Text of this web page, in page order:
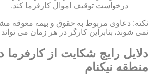
درخواست توقیف اموال کارفرما کند.
نکته: دعاوی مربوط به حقوق و بیمه معوقه
نمی شوند، بنابراین کارگر در هر زمان می
دلایل رایج شکایت از کارفرما
منطقه نیکنام